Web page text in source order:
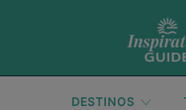
DESTINOS